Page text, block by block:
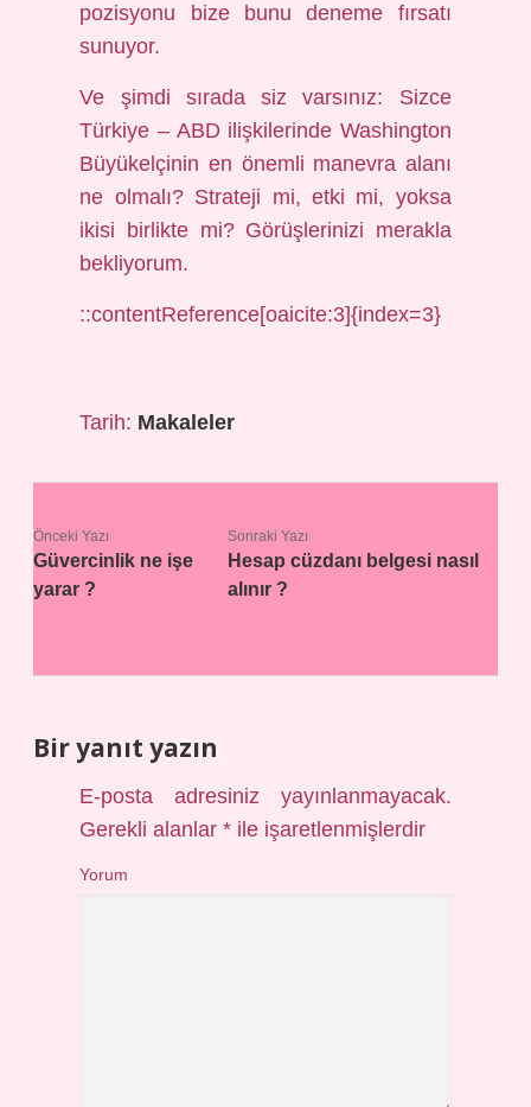
pozisyonu bize bunu deneme fırsatı
sunuyor.
Ve şimdi sırada siz varsınız: Sizce
Türkiye – ABD ilişkilerinde Washington
Büyükelçinin en önemli manevra alanı
ne olmalı? Strateji mi, etki mi, yoksa
ikisi birlikte mi? Görüşlerinizi merakla
bekliyorum.
::contentReference[oaicite:3]{index=3}
Tarih: Makaleler
Önceki Yazı
Güvercinlik ne işe
yarar ?
Sonraki Yazı
Hesap cüzdanı belgesi nasıl
alınır ?
Bir yanıt yazın
E-posta adresiniz yayınlanmayacak.
Gerekli alanlar* ile işaretlenmişlerdir
Yorum